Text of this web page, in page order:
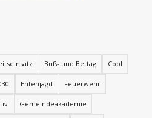
Buß- und Bettag Cool
Entenjagd Feuerwehr
Gemeindeakademie